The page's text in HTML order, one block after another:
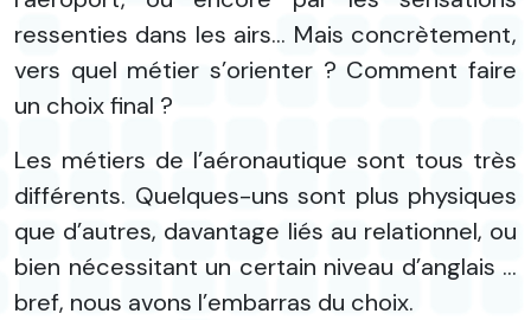
ressenties dans les airs... Mais concrètement,
vers quel métier s’orienter ? Comment faire
un choix final ?
Les métiers de l’aéronautique sont tous très
différents. Quelques-uns sont plus physiques
que d’autres, davantage liés au relationnel, ou
bien nécessitant un certain niveau d’anglais …
bref, nous avons l’embarras du choix.